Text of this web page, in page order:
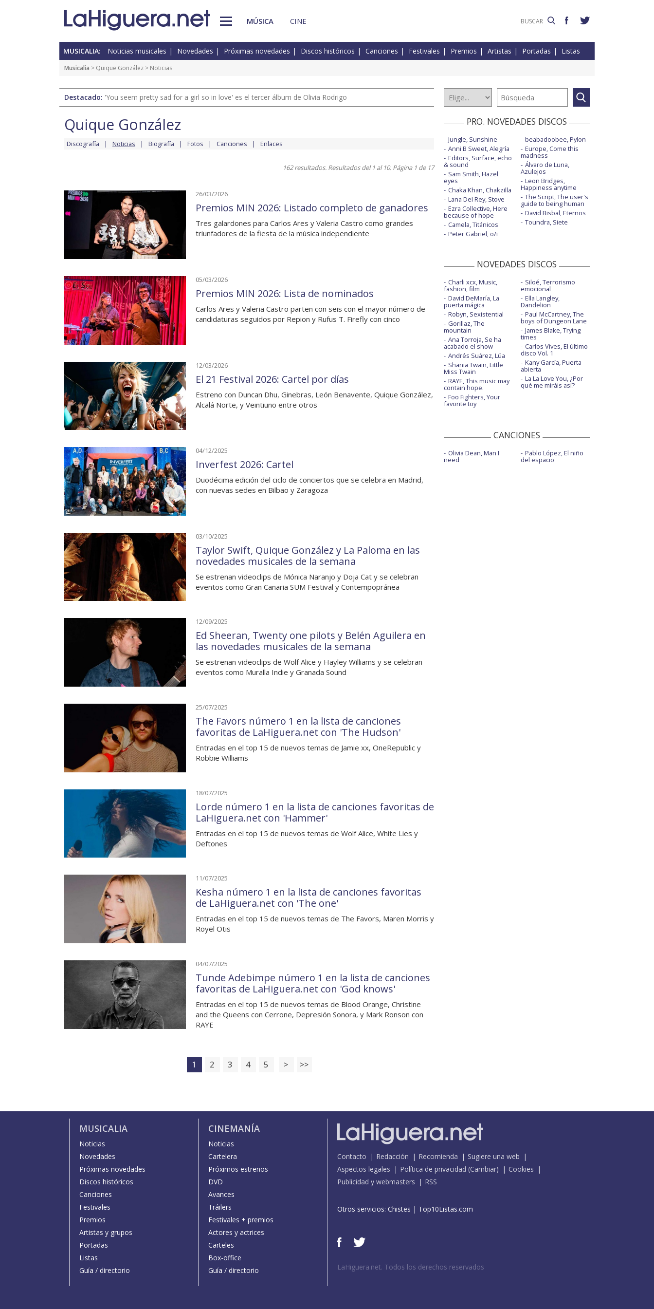
MÚSICA CINE
MUSICALIA: Noticias musicales Novedades Próximas novedades Discos históricos Canciones Festivales Premios Artistas Portadas Listas
Musicalia > Quique González > Noticias
Destacado: 'You seem pretty sad for a girl so in love' es el tercer álbum de Olivia Rodrigo
Quique González
Discografía Noticias Biografía Fotos Canciones Enlaces
162 resultados. Resultados del 1 al 10. Página 1 de 17
26/03/2026
Premios MIN 2026: Listado completo de ganadores
Tres galardones para Carlos Ares y Valeria Castro como grandes
triunfadores de la fiesta de la música independiente
05/03/2026
Premios MIN 2026: Lista de nominados
Carlos Ares y Valeria Castro parten con seis con el mayor número de
candidaturas seguidos por Repion y Rufus T. Firefly con cinco
12/03/2026
El 21 Festival 2026: Cartel por días
Estreno con Duncan Dhu, Ginebras, León Benavente, Quique González,
Alcalá Norte, y Veintiuno entre otros
04/12/2025
Inverfest 2026: Cartel
Duodécima edición del ciclo de conciertos que se celebra en Madrid,
con nuevas sedes en Bilbao y Zaragoza
03/10/2025
Taylor Swift, Quique González y La Paloma en las
novedades musicales de la semana
Se estrenan videoclips de Mónica Naranjo y Doja Cat y se celebran
eventos como Gran Canaria SUM Festival y Contempopránea
12/09/2025
Ed Sheeran, Twenty one pilots y Belén Aguilera en
las novedades musicales de la semana
Se estrenan videoclips de Wolf Alice y Hayley Williams y se celebran
eventos como Muralla Indie y Granada Sound
25/07/2025
The Favors número 1 en la lista de canciones
favoritas de LaHiguera.net con 'The Hudson'
Entradas en el top 15 de nuevos temas de Jamie xx, OneRepublic y
Robbie Williams
18/07/2025
Lorde número 1 en la lista de canciones favoritas de
LaHiguera.net con 'Hammer'
Entradas en el top 15 de nuevos temas de Wolf Alice, White Lies y
Deftones
11/07/2025
Kesha número 1 en la lista de canciones favoritas
de LaHiguera.net con 'The one'
Entradas en el top 15 de nuevos temas de The Favors, Maren Morris y
Royel Otis
04/07/2025
Tunde Adebimpe número 1 en la lista de canciones
favoritas de LaHiguera.net con 'God knows'
Entradas en el top 15 de nuevos temas de Blood Orange, Christine
and the Queens con Cerrone, Depresión Sonora, y Mark Ronson con
RAYE
1 2 3 4 5 > >>
PRO. NOVEDADES DISCOS
Jungle, Sunshine
Anni B Sweet, Alegría
Editors, Surface, echo
& sound
Sam Smith, Hazel
eyes
Chaka Khan, Chakzilla
Lana Del Rey, Stove
Ezra Collective, Here
because of hope
Camela, Titánicos
Peter Gabriel, o/i
beabadoobee, Pylon
Europe, Come this
madness
Álvaro de Luna,
Azulejos
Leon Bridges,
Happiness anytime
The Script, The user's
guide to being human
David Bisbal, Eternos
Toundra, Siete
NOVEDADES DISCOS
Charli xcx, Music,
fashion, film
David DeMaría, La
puerta mágica
Robyn, Sexistential
Gorillaz, The
mountain
Ana Torroja, Se ha
acabado el show
Andrés Suárez, Lúa
Shania Twain, Little
Miss Twain
RAYE, This music may
contain hope.
Foo Fighters, Your
favorite toy
Siloé, Terrorismo
emocional
Ella Langley,
Dandelion
Paul McCartney, The
boys of Dungeon Lane
James Blake, Trying
times
Carlos Vives, El último
disco Vol. 1
Kany García, Puerta
abierta
La La Love You, ¿Por
qué me miráis así?
CANCIONES
Olivia Dean, Man I
need
Pablo López, El niño
del espacio
MUSICALIA
Noticias
Novedades
Próximas novedades
Discos históricos
Canciones
Festivales
Premios
Artistas y grupos
Portadas
Listas
Guía / directorio
CINEMANÍA
Noticias
Cartelera
Próximos estrenos
DVD
Avances
Tráilers
Festivales + premios
Actores y actrices
Carteles
Box-office
Guía / directorio
Contacto Redacción Recomienda
Sugiere una web
Aspectos legales
Política de privacidad (Cambiar)
Cookies
Publicidad y webmasters
RSS
Otros servicios: Chistes | Top10Listas.com
LaHiguera.net. Todos los derechos reservados